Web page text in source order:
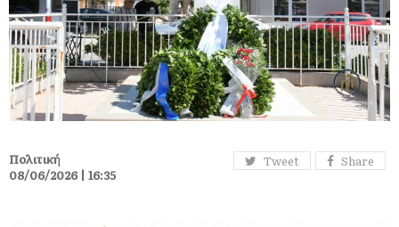
Tweet Share
Πολιτική
08/06/2026 | 16:35